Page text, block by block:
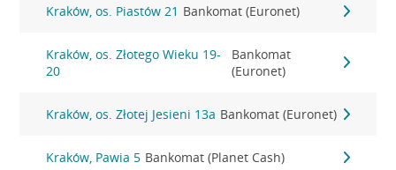
Kraków, os. Piastów 21 Bankomat (Euronet)
Kraków, os. Złotego Wieku 19-
20
Bankomat
(Euronet)
Kraków, os. Złotej Jesieni 13a Bankomat (Euronet)
Kraków, Pawia 5 Bankomat (Planet Cash)